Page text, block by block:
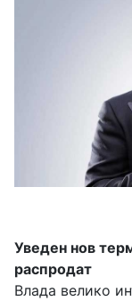
Уведен нов
распродат
Влада велико